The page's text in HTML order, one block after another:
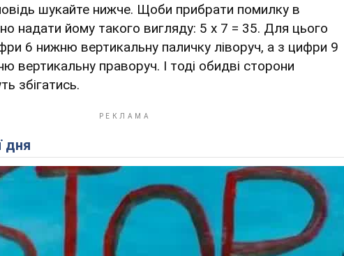
шукайте нижче. Щоби прибрати помилку в
надати йому такого вигляду: 5 х 7 = 35. Для цього
6 нижню вертикальну паличку ліворуч, а з цифри 9
вертикальну праворуч. І тоді обидві сторони
збігатись.
дня